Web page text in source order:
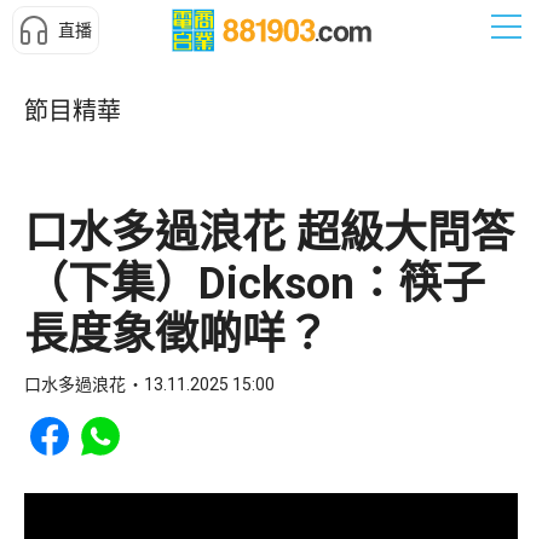
直播
節目精華
口水多過浪花 超級大問答
（下集）Dickson：筷子
長度象徵啲咩？
口水多過浪花 13.11.2025 15:00
Share to Facebook
Share to WhatsApp